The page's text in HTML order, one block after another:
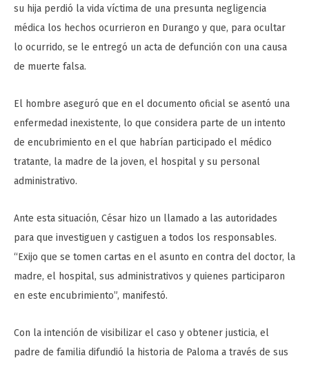
su hija perdió la vida víctima de una presunta negligencia
médica los hechos ocurrieron en Durango y que, para ocultar
lo ocurrido, se le entregó un acta de defunción con una causa
de muerte falsa.
El hombre aseguró que en el documento oficial se asentó una
enfermedad inexistente, lo que considera parte de un intento
de encubrimiento en el que habrían participado el médico
tratante, la madre de la joven, el hospital y su personal
administrativo.
Ante esta situación, César hizo un llamado a las autoridades
para que investiguen y castiguen a todos los responsables.
“Exijo que se tomen cartas en el asunto en contra del doctor, la
madre, el hospital, sus administrativos y quienes participaron
en este encubrimiento”, manifestó.
Con la intención de visibilizar el caso y obtener justicia, el
padre de familia difundió la historia de Paloma a través de sus